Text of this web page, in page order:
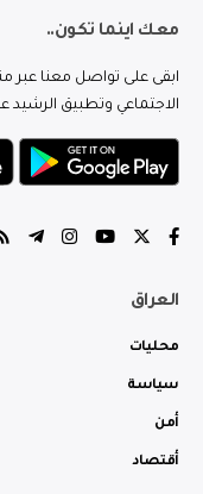
معك اينما تكون..
ابقى على تواصل معنا عبر
الاجتماعي وتطبيق الرشيد
العراق
محليات
سياسة
أمن
أقتصاد